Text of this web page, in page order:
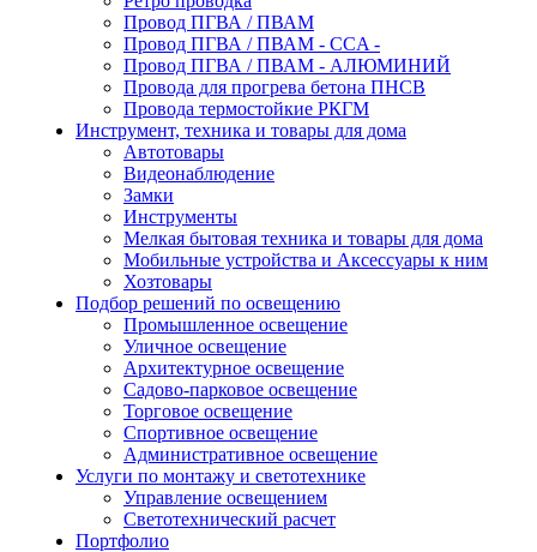
Провод ПГВА / ПВАМ
Провод ПГВА / ПВАМ - CCA -
Провод ПГВА / ПВАМ - АЛЮМИНИЙ
Провода для прогрева бетона ПНСВ
Провода термостойкие РКГМ
Инструмент, техника и товары для дома
Автотовары
Видеонаблюдение
Замки
Инструменты
Мелкая бытовая техника и товары для дома
Мобильные устройства и Аксессуары к ним
Хозтовары
Подбор решений по освещению
Промышленное освещение
Уличное освещение
Архитектурное освещение
Садово-парковое освещение
Торговое освещение
Спортивное освещение
Административное освещение
Услуги по монтажу и светотехнике
Управление освещением
Светотехнический расчет
Портфолио